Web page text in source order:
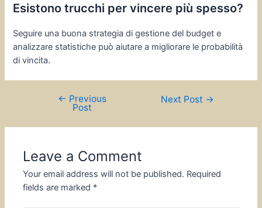
Esistono trucchi per vincere più spesso?
Seguire una buona strategia di gestione del budget e
analizzare statistiche può aiutare a migliorare le probabilità
di vincita.
navigation
← Previous
Post
Next Post →
Leave a Comment
Your email address will not be published. Required
fields are marked *